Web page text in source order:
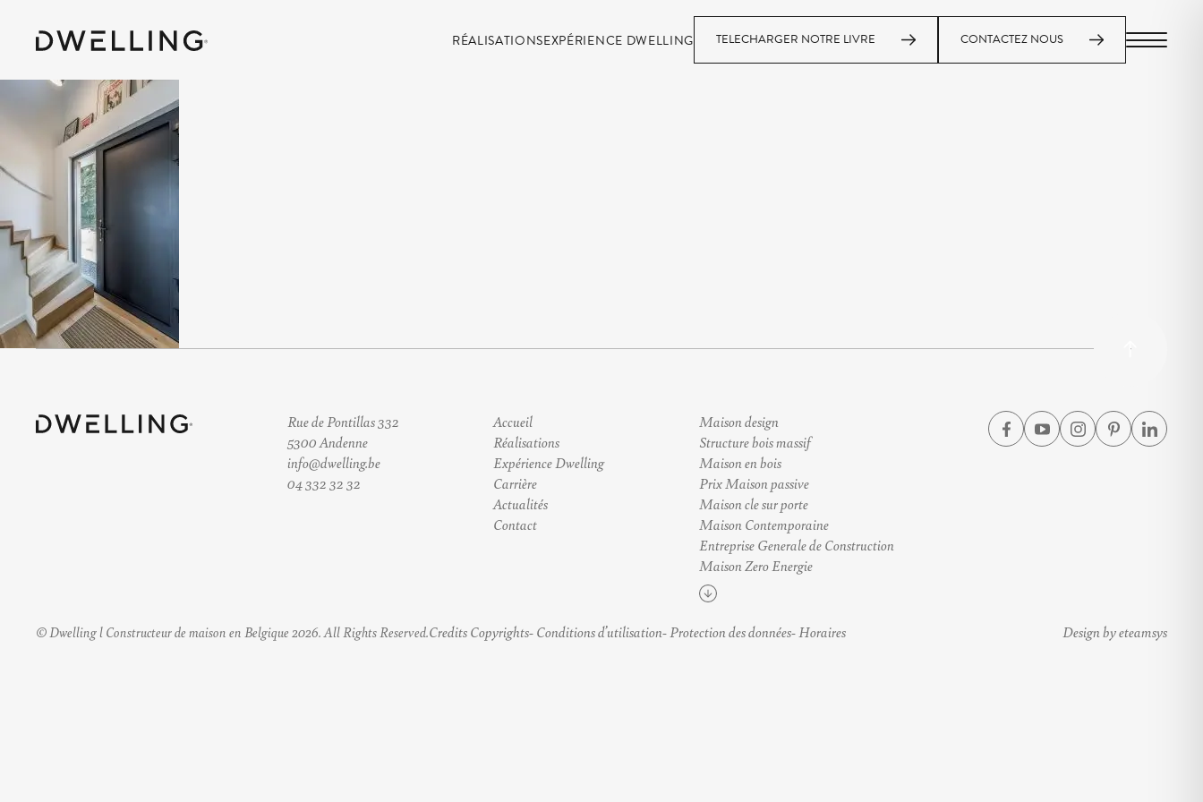
RÉALISATIONSEXPÉRIENCE DWELLING TELECHARGER NOTRE LIVRE CONTACTEZ NOUS MENU
Rue de Pontillas 332
5300 Andenne
info@dwelling.be
04 332 32 32
Accueil
Réalisations
Expérience Dwelling
Carrière
Actualités
Contact
Maison design
Structure bois massif
Maison en bois
Prix Maison passive
Maison cle sur porte
Maison Contemporaine
Entreprise Generale de Construction
Maison Zero Energie
Voir plus
© Dwelling l Constructeur de maison en Belgique 2026. All Rights Reserved.Credits Copyrights Conditions d’utilisation Protection des données Horaires Design by eteamsys